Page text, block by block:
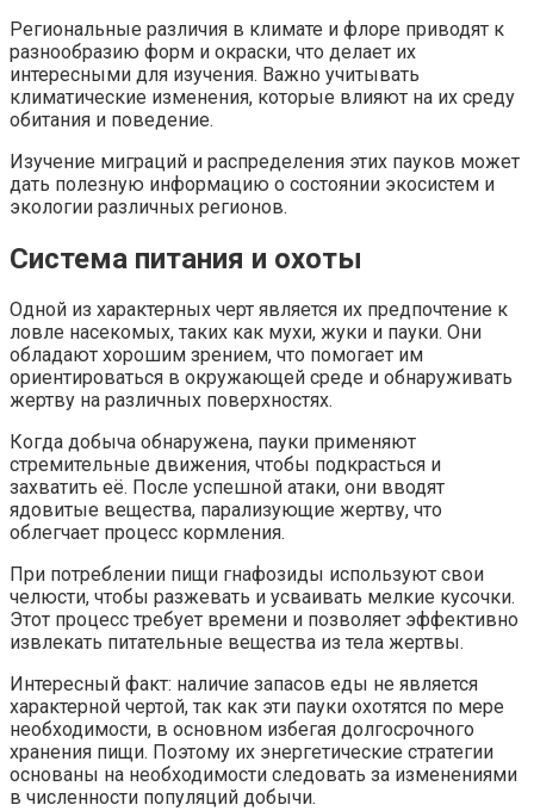
Региональные различия в климате и флоре приводят к
разнообразию форм и окраски, что делает их
интересными для изучения. Важно учитывать
климатические изменения, которые влияют на их среду
обитания и поведение.
Изучение миграций и распределения этих пауков может
дать полезную информацию о состоянии экосистем и
экологии различных регионов.
Система питания и охоты
Одной из характерных черт является их предпочтение к
ловле насекомых, таких как мухи, жуки и пауки. Они
обладают хорошим зрением, что помогает им
ориентироваться в окружающей среде и обнаруживать
жертву на различных поверхностях.
Когда добыча обнаружена, пауки применяют
стремительные движения, чтобы подкрасться и
захватить её. После успешной атаки, они вводят
ядовитые вещества, парализующие жертву, что
облегчает процесс кормления.
При потреблении пищи гнафозиды используют свои
челюсти, чтобы разжевать и усваивать мелкие кусочки.
Этот процесс требует времени и позволяет эффективно
извлекать питательные вещества из тела жертвы.
Интересный факт: наличие запасов еды не является
характерной чертой, так как эти пауки охотятся по мере
необходимости, в основном избегая долгосрочного
хранения пищи. Поэтому их энергетические стратегии
основаны на необходимости следовать за изменениями
в численности популяций добычи.